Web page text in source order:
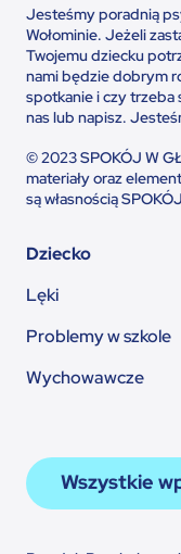
Jesteśmy poradnią
Wołominie. Jeżeli
Twojemu dziecku
nami będzie dobrym
spotkanie i czy trzeba
nas lub napisz.
© 2023 SPOKÓJ W
materiały oraz
są własnością
Dziecko
Lęki
Problemy w szkole
Wychowawcze
Wszystkie